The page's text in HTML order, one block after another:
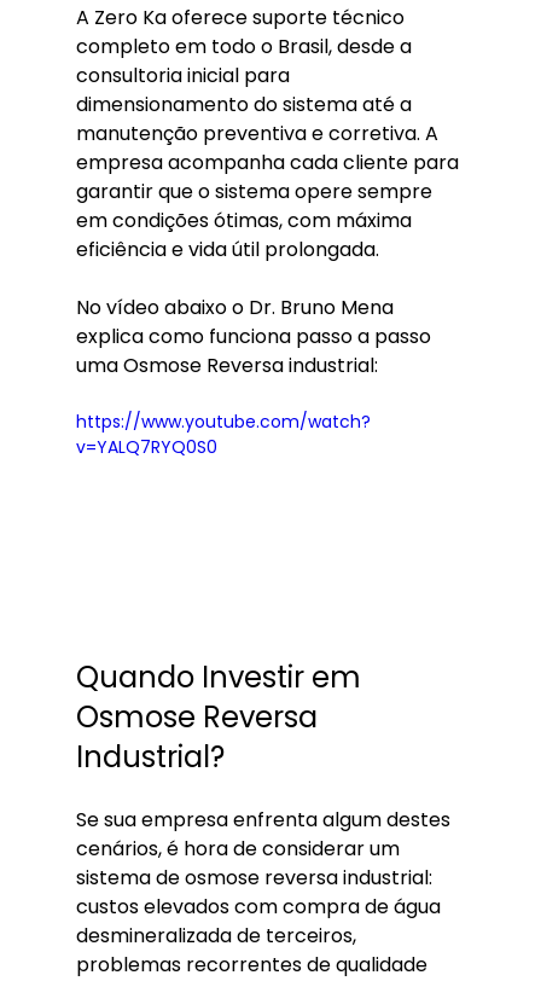
A Zero Ka oferece suporte técnico
completo em todo o Brasil, desde a
consultoria inicial para
dimensionamento do sistema até a
manutenção preventiva e corretiva. A
empresa acompanha cada cliente para
garantir que o sistema opere sempre
em condições ótimas, com máxima
eficiência e vida útil prolongada.
No vídeo abaixo o Dr. Bruno Mena
explica como funciona passo a passo
uma Osmose Reversa industrial:
https://www.youtube.com/watch?
v=YALQ7RYQ0S0
Quando Investir em
Osmose Reversa
Industrial?
Se sua empresa enfrenta algum destes
cenários, é hora de considerar um
sistema de osmose reversa industrial:
custos elevados com compra de água
desmineralizada de terceiros,
problemas recorrentes de qualidade